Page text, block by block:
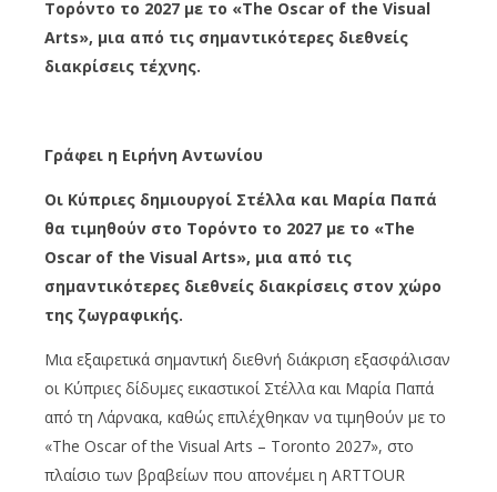
Τορόντο το 2027 με το «The Oscar of the Visual
Arts», μια από τις σημαντικότερες διεθνείς
διακρίσεις τέχνης.
Γράφει η Ειρήνη Αντωνίου
Οι Κύπριες δημιουργοί Στέλλα και Μαρία Παπά
θα τιμηθούν στο Τορόντο το 2027 με το «The
Oscar of the Visual Arts», μια από τις
σημαντικότερες διεθνείς διακρίσεις στον χώρο
της ζωγραφικής.
Μια εξαιρετικά σημαντική διεθνή διάκριση εξασφάλισαν
οι Κύπριες δίδυμες εικαστικοί Στέλλα και Μαρία Παπά
από τη Λάρνακα, καθώς επιλέχθηκαν να τιμηθούν με το
«The Oscar of the Visual Arts – Toronto 2027», στο
πλαίσιο των βραβείων που απονέμει η ARTTOUR